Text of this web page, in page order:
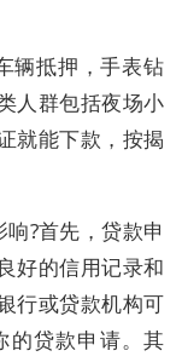
辆抵押，手表钻
人群包括夜场小
就能下款，按揭
?首先，贷款申
好的信用记录和
行或贷款机构可
的贷款申请。其